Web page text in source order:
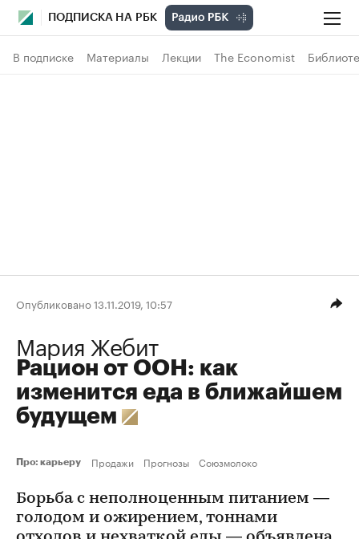
ПОДПИСКА НА РБК
В подписке Материалы Лекции The Economist
Опубликовано 13.11.2019, 10:57
Мария Жебит
Рацион от ООН: как
изменится еда в ближайшем
будущем
Про: карьеру Продажи Прогнозы Союзмолоко
Борьба с неполноценным питанием —
голодом и ожирением, тоннами